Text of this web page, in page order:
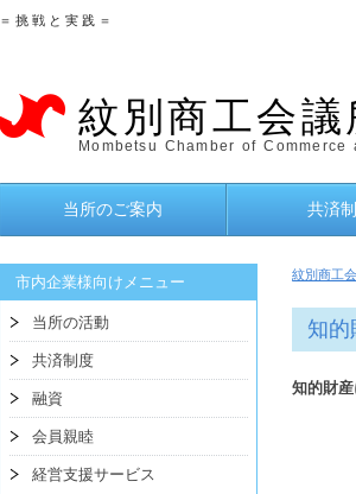
＝ 挑 戦 と 実 践 ＝
紋別商工会議
Mombetsu Chamber of Commerce
当所のご案内 共済
市内企業様向けメニュー
当所の活動
共済制度
融資
会員親睦
経営支援サービス
紋別商工
知的
知的財